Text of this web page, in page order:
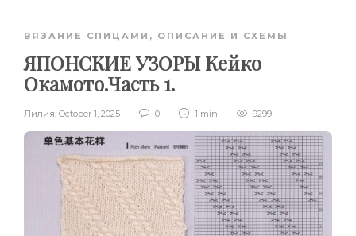
ВЯЗАНИЕ СПИЦАМИ , ОПИСАНИЕ И СХЕМЫ
ЯПОНСКИЕ УЗОРЫ Кейко
Окамото.Часть 1.
Лилия October 1, 2025 0 1 min 9299